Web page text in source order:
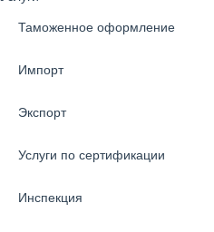
Таможенное оформление
Импорт
Экспорт
Услуги по сертификации
Инспекция